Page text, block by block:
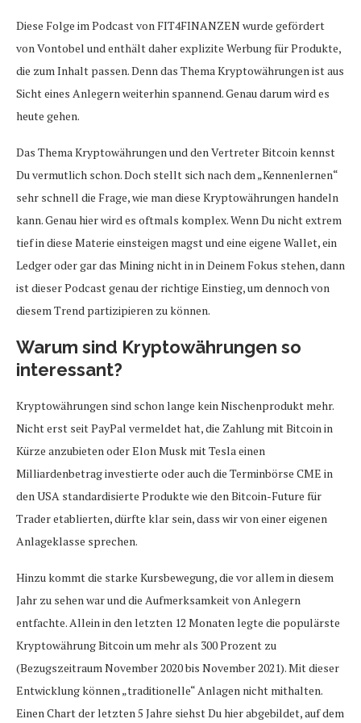
Diese Folge im Podcast von FIT4FINANZEN wurde gefördert
von Vontobel und enthält daher explizite Werbung für Produkte,
die zum Inhalt passen. Denn das Thema Kryptowährungen ist aus
Sicht eines Anlegern weiterhin spannend. Genau darum wird es
heute gehen.
Das Thema Kryptowährungen und den Vertreter Bitcoin kennst
Du vermutlich schon. Doch stellt sich nach dem „Kennenlernen“
sehr schnell die Frage, wie man diese Kryptowährungen handeln
kann. Genau hier wird es oftmals komplex. Wenn Du nicht extrem
tief in diese Materie einsteigen magst und eine eigene Wallet, ein
Ledger oder gar das Mining nicht in in Deinem Fokus stehen, dann
ist dieser Podcast genau der richtige Einstieg, um dennoch von
diesem Trend partizipieren zu können.
Warum sind Kryptowährungen so
interessant?
Kryptowährungen sind schon lange kein Nischenprodukt mehr.
Nicht erst seit PayPal vermeldet hat, die Zahlung mit Bitcoin in
Kürze anzubieten oder Elon Musk mit Tesla einen
Milliardenbetrag investierte oder auch die Terminbörse CME in
den USA standardisierte Produkte wie den Bitcoin-Future für
Trader etablierten, dürfte klar sein, dass wir von einer eigenen
Anlageklasse sprechen.
Hinzu kommt die starke Kursbewegung, die vor allem in diesem
Jahr zu sehen war und die Aufmerksamkeit von Anlegern
entfachte. Allein in den letzten 12 Monaten legte die populärste
Kryptowährung Bitcoin um mehr als 300 Prozent zu
(Bezugszeitraum November 2020 bis November 2021). Mit dieser
Entwicklung können „traditionelle“ Anlagen nicht mithalten.
Einen Chart der letzten 5 Jahre siehst Du hier abgebildet, auf dem